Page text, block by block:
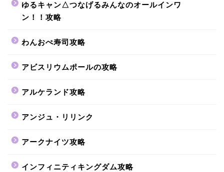
ゆるキャン△つなげるみんなのオールインワ
ン！！攻略
わんおぺ寿司攻略
アビスリウムポールの攻略
アルケランド攻略
アンジュ・リリンク
アークナイツ攻略
インフィニティキングダム攻略